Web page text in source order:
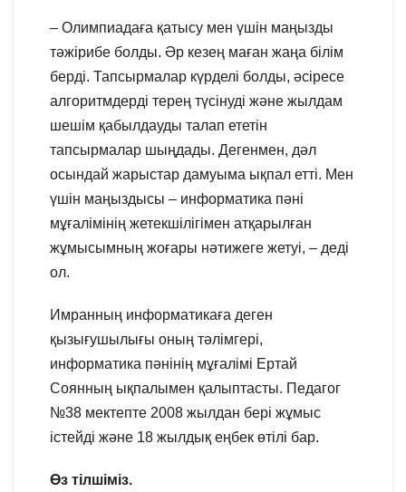
– Олимпиадаға қатысу мен үшін маңызды
тәжірибе болды. Әр кезең маған жаңа білім
берді. Тапсырмалар күрделі болды, әсіресе
алгоритмдерді терең түсінуді және жылдам
шешім қабылдауды талап ететін
тапсырмалар шыңдады. Дегенмен, дәл
осындай жарыстар дамуыма ықпал етті. Мен
үшін маңыздысы – информатика пәні
мұғалімінің жетекшілігімен атқарылған
жұмысымның жоғары нәтижеге жетуі, – деді
ол.
Имранның информатикаға деген
қызығушылығы оның тәлімгері,
информатика пәнінің мұғалімі Ертай
Соянның ықпалымен қалыптасты. Педагог
№38 мектепте 2008 жылдан бері жұмыс
істейді және 18 жылдық еңбек өтілі бар.
Өз тілшіміз.